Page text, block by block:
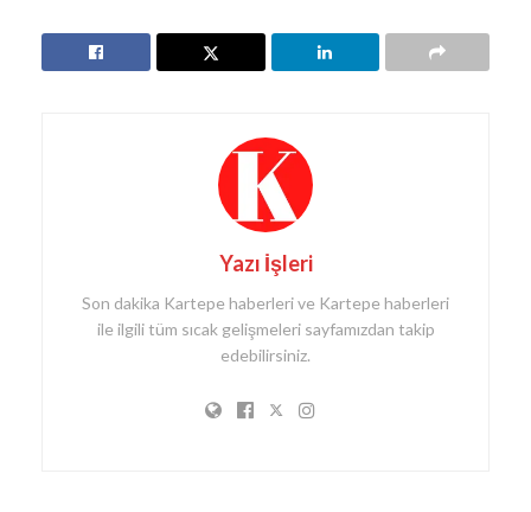
Yazı İşleri
Son dakika Kartepe haberleri ve Kartepe haberleri
ile ilgili tüm sıcak gelişmeleri sayfamızdan takip
edebilirsiniz.